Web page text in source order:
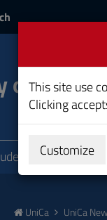
of
UniCa UniCa
This site use
Clicking
Customize